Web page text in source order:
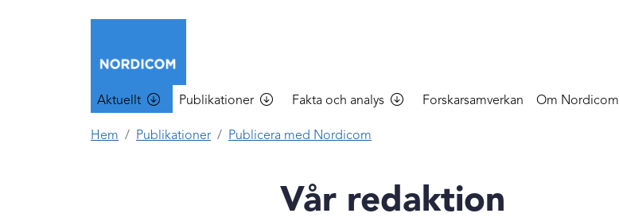
Main menu
Aktuellt Publikationer Fakta och analys Forskarsamverkan Om Nordicom
Hem Publikationer Publicera med Nordicom
Vår redaktion